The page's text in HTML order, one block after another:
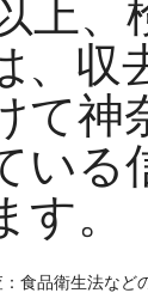
上、
、収
て神
いる
す。
：食品衛生法など